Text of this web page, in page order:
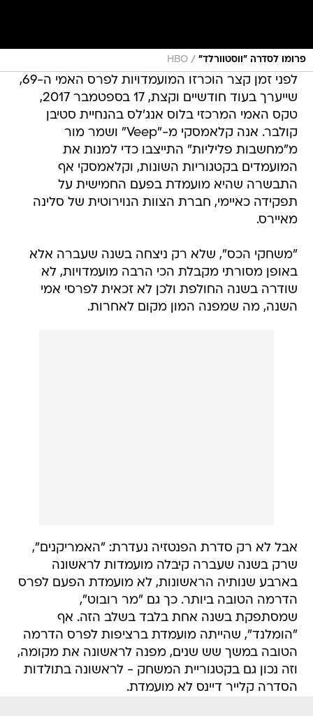
פרומו לסדרה "ווסטוורלד" /
HBO
לפני זמן קצר הוכרזו המועמדויות לפרס האמי ה-69,
שייערך בעוד חודשיים וקצת, 17 בספטמבר 2017,
טקס האמי המרכזי בלוס אנג'לס בהנחיית סטיבן
קולבר. אנה קלאמסקי מ-"Veep" ושמר מור
מ"מחשבות פליליות" התייצבו כדי למנות את
המועמדים בקטגוריות השונות, וקלאמסקי אף
התבשרה שהיא מועמדת בפעם החמישית על
תפקידה כאיימי, חברת הצוות הנוירוטית של סלינה
מאיירס.
"משחקי הכס", שלא רק ניצחה בשנה שעברה אלא
באופן מסורתי מקבלת הכי הרבה מועמדויות, לא
שודרה בשנה החולפת ולכן לא זכאית לפרסי אמי
השנה, מה שמפנה המון מקום לאחרות.
אבל לא רק סדרת הפנטזיה נעדרת: "האמריקנים",
שרק בשנה שעברה קיבלה מועמדות לראשונה
בארבע שנותיה הראשונות, לא מועמדת הפעם לפרס
הדרמה הטובה ביותר. כך גם "מר רובוט",
שמסתפקת בשנה אחת בלבד בשלב הזה. אף
"הומלנד", שהייתה מועמדת ברציפות לפרס הדרמה
הטובה במשך שש שנים, מפנה לראשונה את מקומה,
וזה נכון גם בקטגוריית המשחק - לראשונה בתולדות
הסדרה קלייר דיינס לא מועמדת.